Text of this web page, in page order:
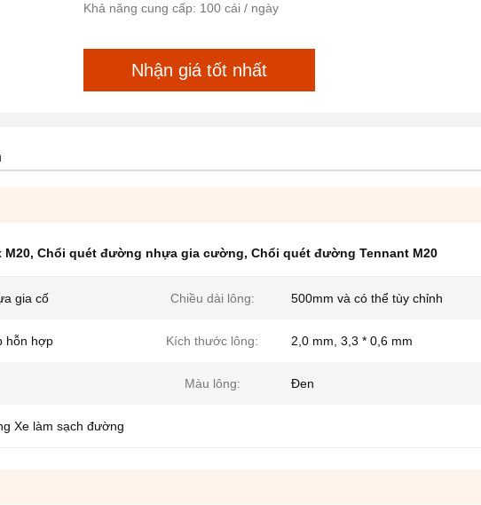
Khả năng cung cấp: 100 cái / ngày
Nhận giá tốt nhất
M20, Chổi quét đường nhựa gia cường, Chổi quét đường Tennant M20
gia cố Chiều dài lông: 500mm và có thể tùy chỉnh
hỗn hợp Kích thước lông: 2,0 mm, 3,3 * 0,6 mm
Màu lông: Đen
Xe làm sạch đường